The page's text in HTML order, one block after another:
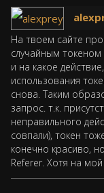
На твоем сайте
случайным токеном
и на какое
использования
снова. Таким
запрос. т.к.
неправильного
совпали), токен
конечно красиво,
Referer. Хотя на